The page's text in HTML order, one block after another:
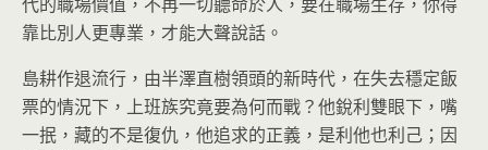
靠比別人更專業，才能大聲說話。
島耕作退流行，由半澤直樹領頭的新時代，在失去穩定飯
票的情況下，上班族究竟要為何而戰？他銳利雙眼下，嘴
一抿，藏的不是復仇，他追求的正義，是利他也利己；因